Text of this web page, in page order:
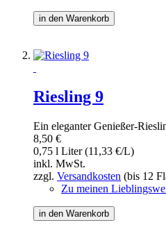
in den Warenkorb
Riesling 9
Ein eleganter Genießer-
8,50 €
0,75 l Liter (11,33 €/L)
inkl. MwSt.
zzgl. Versandkosten (bis 12
Zu meinen
in den Warenkorb